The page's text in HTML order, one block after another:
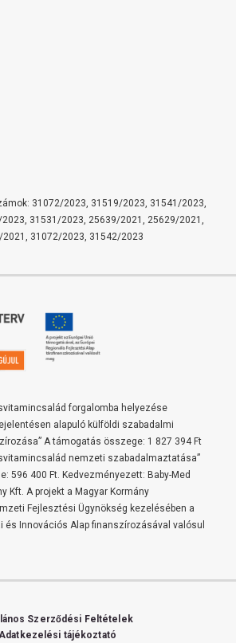
31072/2023, 31519/2023, 31541/2023,
31531/2023, 25639/2021, 25629/2021,
2021, 31072/2023, 31542/2023
forgalomba helyezése
alapuló külföldi szabadalmi
A támogatás összege: 1 827 394 Ft
nemzeti szabadalmaztatása”
596 400 Ft. Kedvezményezett: Baby-Med
Kft. A projekt a Magyar Kormány
Fejlesztési Ügynökség kezelésében a
és Innovációs Alap finanszírozásával valósul
Szerződési Feltételek
tájékoztató